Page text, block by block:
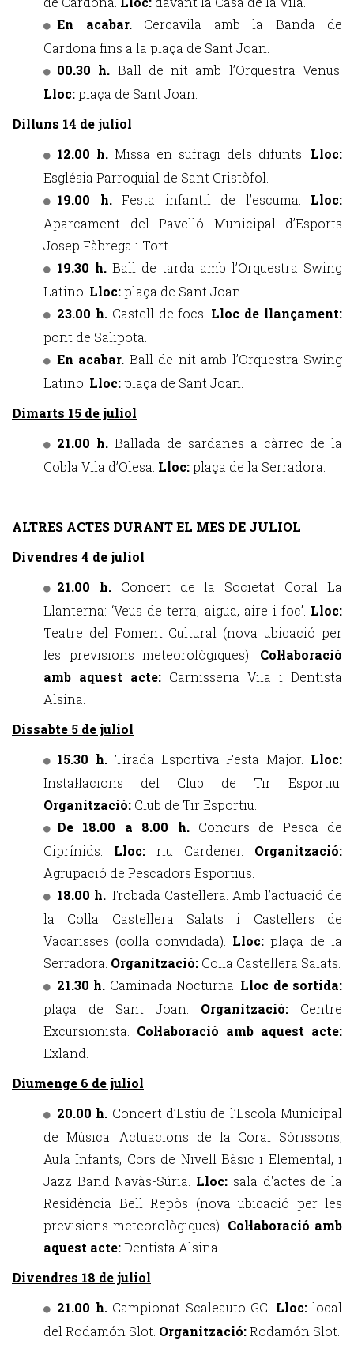
En acabar. Cercavila amb la Banda de
Cardona fins a la plaça de Sant Joan.
00.30 h. Ball de nit amb l’Orquestra Venus.
Lloc:plaça de Sant Joan.
Dilluns 14 de juliol
12.00 h. Missa en sufragi dels difunts. Lloc:
Església Parroquial de Sant Cristòfol.
19.00 h. Festa infantil de l’escuma. Lloc:
Aparcament del Pavelló Municipal d’Esports
Josep Fàbrega i Tort.
19.30 h. Ball de tarda amb l’Orquestra Swing
Latino. Lloc:plaça de Sant Joan.
23.00 h. Castell de focs. Lloc de llançament:
pont de Salipota.
En acabar. Ball de nit amb l’Orquestra Swing
Latino. Lloc:plaça de Sant Joan.
Dimarts 15 de juliol
21.00 h. Ballada de sardanes a càrrec de la
Cobla Vila d’Olesa. Lloc:plaça de la Serradora.
ALTRES ACTES DURANT EL MES DE JULIOL
Divendres 4 de juliol
21.00 h. Concert de la Societat Coral La
Llanterna: ‘Veus de terra, aigua, aire i foc’. Lloc:
Teatre del Foment Cultural (nova ubicació per
les previsions meteorològiques). Col·laboració
amb aquest acte: Carnisseria Vila i Dentista
Alsina.
Dissabte 5 de juliol
15.30 h. Tirada Esportiva Festa Major. Lloc:
Instal·lacions del Club de Tir Esportiu.
Organització: Club de Tir Esportiu.
De 18.00 a 8.00 h.Concurs de Pesca de
Ciprínids.
Lloc: riu Cardener. Organització:
Agrupació de Pescadors Esportius.
18.00 h. Trobada Castellera. Amb l’actuació de
la Colla Castellera Salats i Castellers de
Vacarisses (colla convidada).
Lloc: plaça de la
Serradora. Organització: Colla Castellera Salats.
21.30 h. Caminada Nocturna. Lloc de sortida:
plaça de Sant Joan. Organització: Centre
Excursionista. Col·laboració amb aquest acte:
Exland.
Diumenge 6 de juliol
20.00 h. Concert d’Estiu de l’Escola Municipal
de Música. Actuacions de la Coral Sòrissons,
Aula Infants, Cors de Nivell Bàsic i Elemental, i
Jazz Band Navàs-Súria. Lloc: sala d'actes de la
Residència Bell Repòs (nova ubicació per les
previsions meteorològiques). Col·laboració amb
aquest acte:Dentista Alsina.
Divendres 18 de juliol
21.00 h. Campionat Scaleauto GC. Lloc: local
del Rodamón Slot. Organització:Rodamón Slot.